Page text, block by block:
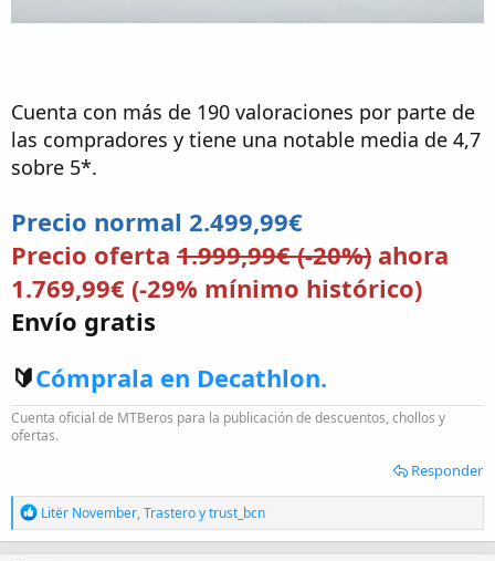
Cuenta con más de 190 valoraciones por parte de
las compradores y tiene una notable media de 4,7
sobre 5*.
Precio normal 2.499,99€
Precio oferta 1.999,99€ (-20%) ahora
1.769,99€ (-29% mínimo histórico)
Envío gratis
🔰Cómprala en Decathlon.
Cuenta oficial de MTBeros para la publicación de descuentos, chollos y
ofertas.
Responder
R
e
a
Litër November,Trasteroytrust_bcn